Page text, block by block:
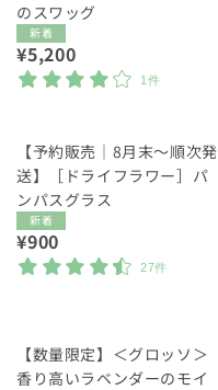
のスワッグ
新着
通
常
¥5,200
1件
【予約販売｜8月末〜順次発
送】［ドライフラワー］パ
ンパスグラス
新着
通
常
¥900
27件
【数量限定】＜グロッソ＞
香り高いラベンダーのモイ